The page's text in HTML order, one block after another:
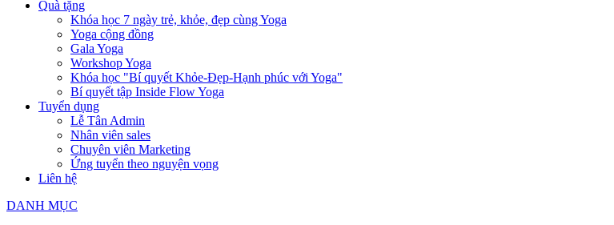
Quà tặng
Khóa học 7 ngày trẻ, khỏe, đẹp cùng Yoga
Yoga cộng đồng
Gala Yoga
Workshop Yoga
Khóa học "Bí quyết Khỏe-Đẹp-Hạnh phúc với Yoga"
Bí quyết tập Inside Flow Yoga
Tuyển dụng
Lễ Tân Admin
Nhân viên sales
Chuyên viên Marketing
Ứng tuyển theo nguyện vọng
Liên hệ
DANH MỤC